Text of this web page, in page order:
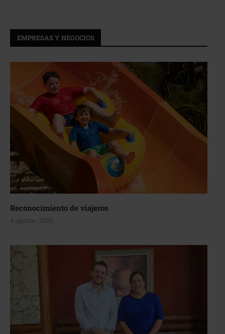
EMPRESAS Y NEGOCIOS
Reconocimiento de viajeros
4 agosto, 2026